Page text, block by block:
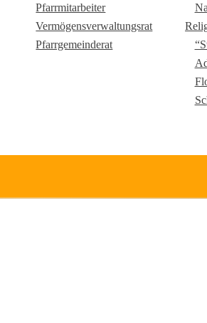
Pfarrmitarbeiter
Vermögensverwaltungsrat
Pfarrgemeinderat